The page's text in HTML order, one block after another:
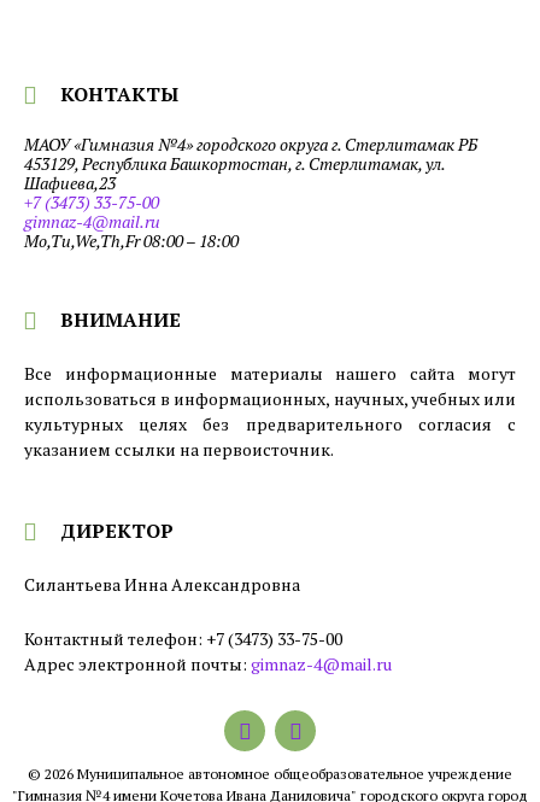
КОНТАКТЫ
МАОУ «Гимназия №4» городского округа г. Стерлитамак РБ
453129, Республика Башкортостан, г. Стерлитамак, ул.
Шафиева,23
+7 (3473) 33-75-00
gimnaz-4@mail.ru
Mo,Tu,We,Th,Fr 08:00 – 18:00
ВНИМАНИЕ
Все информационные материалы нашего сайта могут
использоваться в информационных, научных, учебных или
культурных целях без предварительного согласия с
указанием ссылки на первоисточник.
ДИРЕКТОР
Силантьева Инна Александровна
Контактный телефон: +7 (3473) 33-75-00
Адрес электронной почты: gimnaz-4@mail.ru
Email
© 2026 Муниципальное автономное общеобразовательное учреждение
"Гимназия №4 имени Кочетова Ивана Даниловича" городского округа город